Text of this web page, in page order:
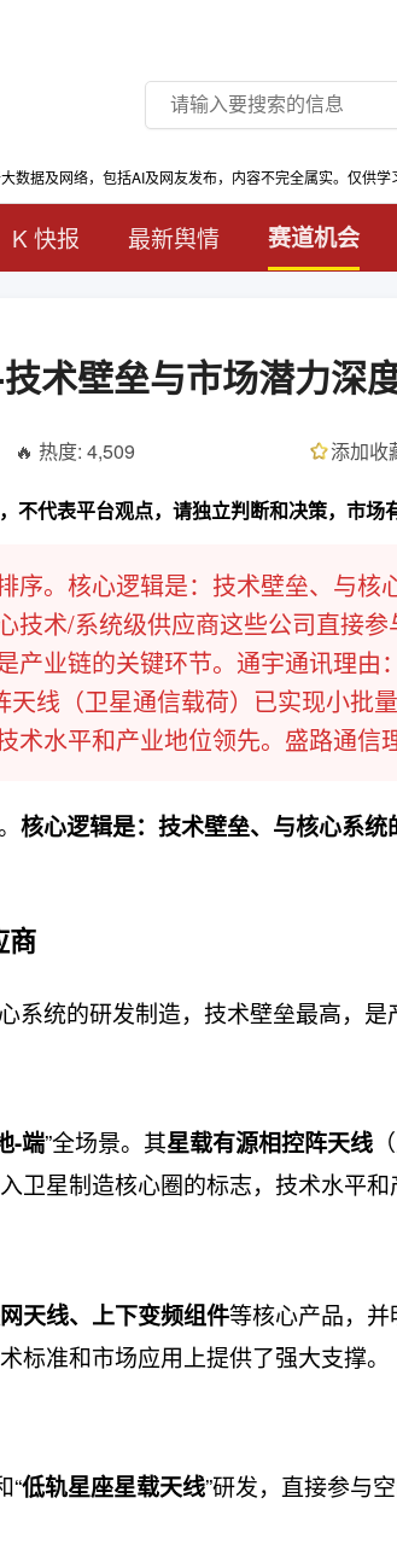
数据及网络，包括AI及网友发布，内容不完全属实。仅供
K 快报 最新舆情 赛道机会
术壁垒与市场潜力深
🔥 热度: 4,509 添加收
代表平台观点，请独立判断和决策，市场
。核心逻辑是：技术壁垒、与核
技术/系统级供应商这些公司直接
产业链的关键环节。通宇通讯理由
线（卫星通信载荷）已实现小批
术水平和产业地位领先。盛路通信
核心逻辑是：技术壁垒、与核心系
商
系统的研发制造，技术壁垒最高，是
-端”全场景。其星载有源相控阵天线
卫星制造核心圈的标志，技术水平和
天线、上下变频组件等核心产品，
标准和市场应用上提供了强大支撑。
“低轨星座星载天线”研发，直接参与